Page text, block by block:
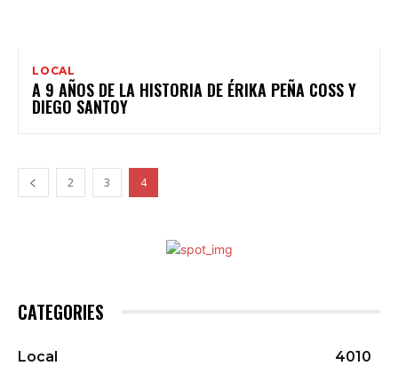
LOCAL
A 9 AÑOS DE LA HISTORIA DE ÉRIKA PEÑA COSS Y
DIEGO SANTOY
2 3 4
CATEGORIES
Local 4010